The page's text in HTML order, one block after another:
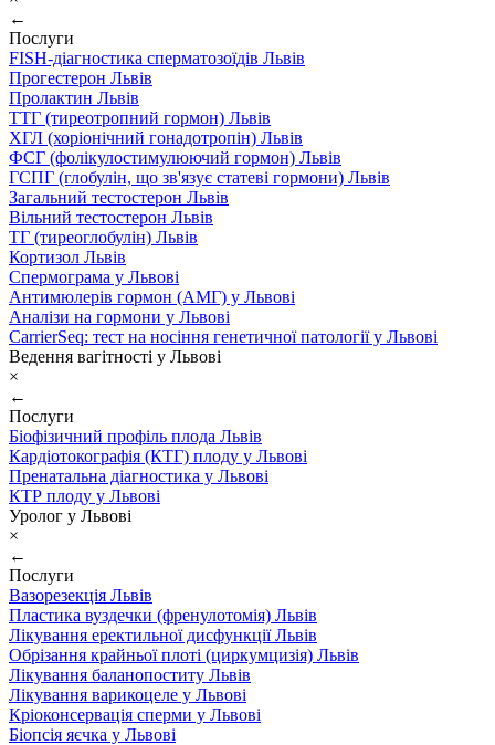
←
Послуги
FISH-діагностика сперматозоїдів Львів
Прогестерон Львів
Пролактин Львів
ТТГ (тиреотропний гормон) Львів
ХГЛ (хоріонічний гонадотропін) Львів
ФСГ (фолікулостимулюючий гормон) Львів
ГСПГ (глобулін, що зв'язує статеві гормони) Львів
Загальний тестостерон Львів
Вільний тестостерон Львів
ТГ (тиреоглобулін) Львів
Кортизол Львів
Спермограма у Львові
Антимюлерів гормон (АМГ) у Львові
Аналізи на гормони у Львові
CarrierSeq: тест на носіння генетичної патології у Львові
Ведення вагітності у Львові
×
←
Послуги
Біофізичний профіль плода Львів
Кардіотокографія (КТГ) плоду у Львові
Пренатальна діагностика у Львові
КТР плоду у Львові
Уролог у Львові
×
←
Послуги
Вазорезекція Львів
Пластика вуздечки (френулотомія) Львів
Лікування еректильної дисфункції Львів
Обрізання крайньої плоті (циркумцизія) Львів
Лікування баланопоститу Львів
Лікування варикоцеле у Львові
Кріоконсервація сперми у Львові
Біопсія яєчка у Львові